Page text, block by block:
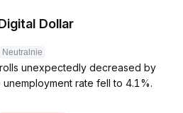
Dollar
Neutralnie
unexpectedly decreased by
rate fell to 4.1%.